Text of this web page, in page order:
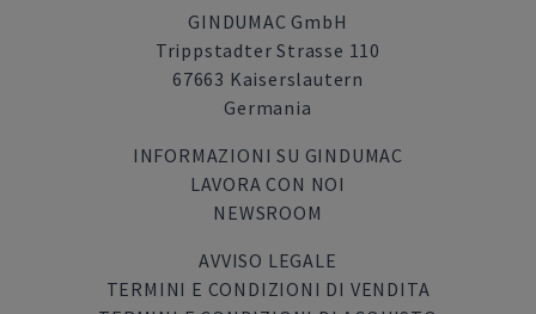
GINDUMAC GmbH
Trippstadter Strasse 110
67663 Kaiserslautern
Germania
INFORMAZIONI SU GINDUMAC
LAVORA CON NOI
NEWSROOM
AVVISO LEGALE
TERMINI E CONDIZIONI DI VENDITA